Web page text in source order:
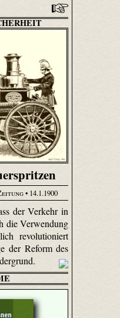
• 14.1.1900
der Verkehr in
die Verwendung
revolutioniert
der Reform des